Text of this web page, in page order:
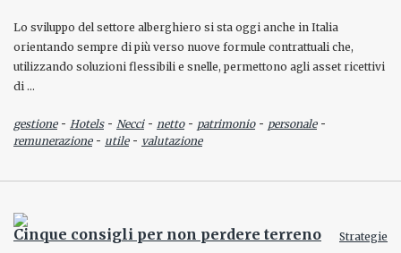
Lo sviluppo del settore alberghiero si sta oggi anche in Italia
orientando sempre di più verso nuove formule contrattuali che,
utilizzando soluzioni flessibili e snelle, permettono agli asset ricettivi
di …
gestione- Hotels- Necci- netto- patrimonio- personale-
remunerazione- utile- valutazione
Cinque consigli per non perdere terreno Strategie